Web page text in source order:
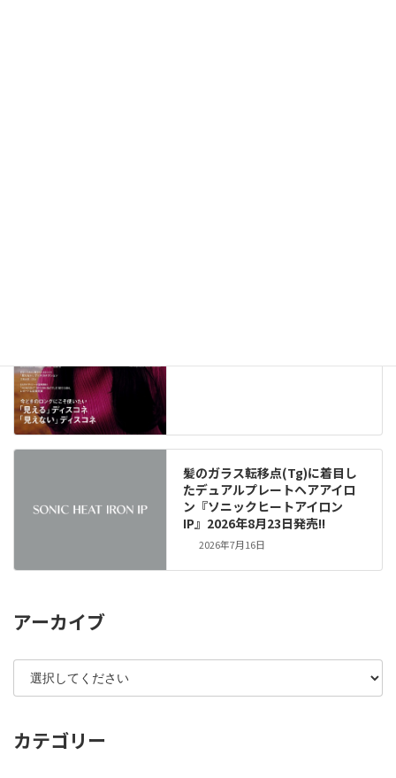
髪のガラス転移点(Tg)に着目し
たデュアルプレートヘアアイロ
ン『ソニックヒートアイロン
IP』2026年8月23日発売!!
2026年7月16日
アーカイブ
カテゴリー